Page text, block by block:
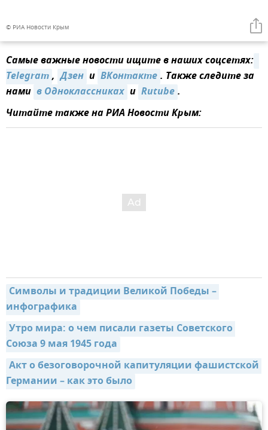
© РИА Новости Крым
Самые важные новости ищите в наших соцсетях:
Telegram, Дзен и ВКонтакте. Также следите за
нами в Одноклассниках и Rutube.
Читайте также на РИА Новости Крым:
Символы и традиции Великой Победы –
инфографика
Утро мира: о чем писали газеты Советского
Союза 9 мая 1945 года
Акт о безоговорочной капитуляции фашистской
Германии – как это было